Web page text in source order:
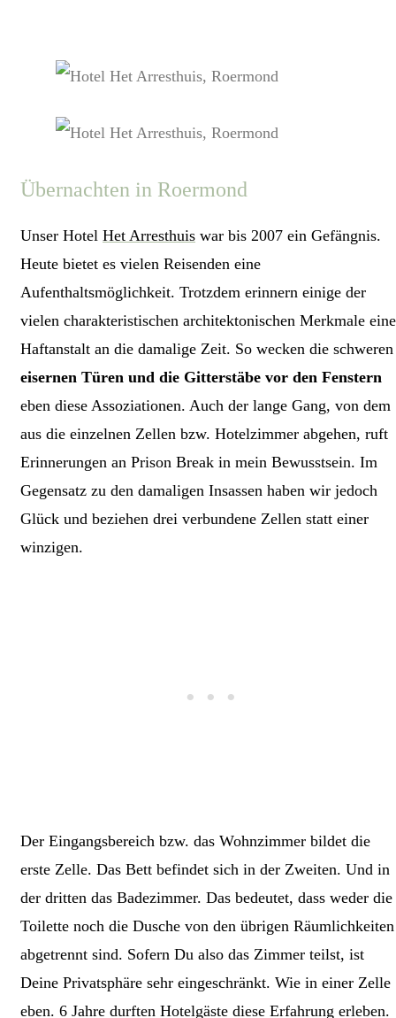
Übernachten in Roermond
Unser Hotel Het Arresthuis war bis 2007 ein Gefängnis.
Heute bietet es vielen Reisenden eine
Aufenthaltsmöglichkeit. Trotzdem erinnern einige der
vielen charakteristischen architektonischen Merkmale
Haftanstalt an die damalige Zeit. So wecken die schweren
eisernen Türen und die Gitterstäbe vor den Fenstern
eben diese Assoziationen. Auch der lange Gang, von dem
aus die einzelnen Zellen bzw. Hotelzimmer abgehen, ruft
Erinnerungen an Prison Break in mein Bewusstsein. Im
Gegensatz zu den damaligen Insassen haben wir jedoch
Glück und beziehen drei verbundene Zellen statt einer
winzigen.
Der Eingangsbereich bzw. das Wohnzimmer bildet die
erste Zelle. Das Bett befindet sich in der Zweiten. Und in
der dritten das Badezimmer. Das bedeutet, dass weder die
Toilette noch die Dusche von den übrigen Räumlichkeiten
abgetrennt sind. Sofern Du also das Zimmer teilst, ist
Deine Privatsphäre sehr eingeschränkt. Wie in einer Zelle
eben. 6 Jahre durften Hotelgäste diese Erfahrung erleben.